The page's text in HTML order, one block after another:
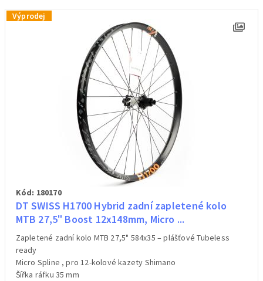
Výprodej
Kód: 180170
DT SWISS H1700 Hybrid zadní zapletené kolo
MTB 27,5" Boost 12x148mm, Micro ...
Zapletené zadní kolo MTB 27,5" 584x35 – plášťové Tubeless
ready
Micro Spline , pro 12-kolové kazety Shimano
Šířka ráfku 35 mm